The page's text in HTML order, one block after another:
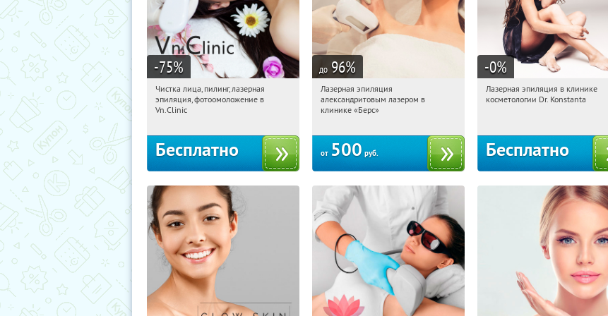
-75%
01:27:09 Получили:
Профсоюзная
Чистка лица, пилинг, лазерная
эпиляция, фотоомоложение в
Vn.Clinic
Бесплатно
до 96%
01:27:09
ВДНХ
Лазерная эпиляция
александритовым лазером в
клинике «Берс»
от 500 руб.
-0%
01:27:09 Получили:
Лазерная эпиляция в клинике
косметологии Dr. Konstanta
Бесплатно